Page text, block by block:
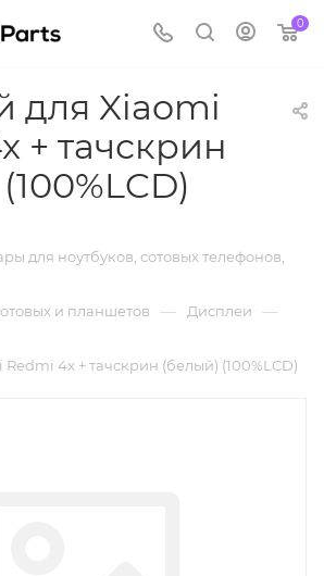
0
для Xiaomi
+ тачскрин
для ноутбуков, сотовых телефонов,
и планшетов — Дисплеи —
4x + тачскрин (белый) (100%LCD)